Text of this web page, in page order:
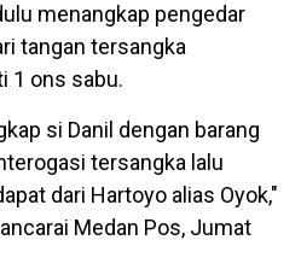
menangkap pengedar
tangan tersangka
1 ons sabu.
si Danil dengan barang
tersangka lalu
dari Hartoyo alias Oyok,"
Medan Pos, Jumat